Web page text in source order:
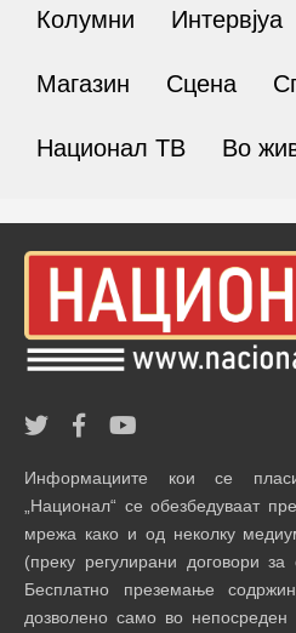
Колумни Интервјуа
Магазин Сцена
Национал ТВ Во
Информациите кои се
„Национал“ се обезбедуваат
мрежа како и од неколку
(преку регулирани договори за
Бесплатно преземање
дозволено само во непосреден